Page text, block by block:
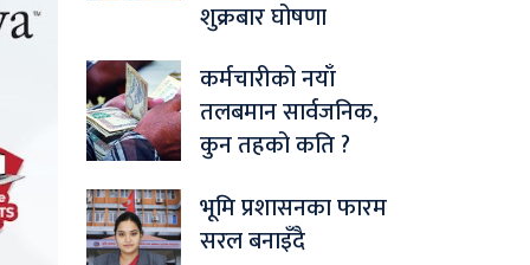
शुक्रबार घोषणा
कर्मचारीको नयाँ
तलबमान सार्वजनिक,
कुन तहको कति ?
भूमि प्रशासनका फारम
सरल बनाइँदै